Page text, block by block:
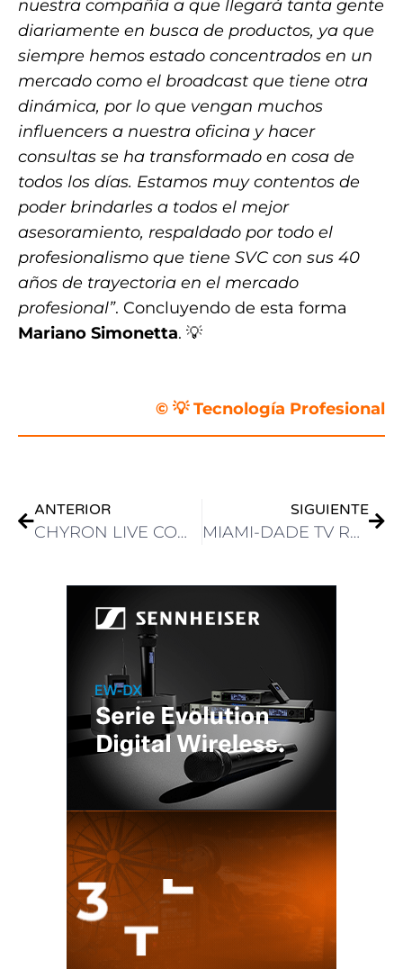
nuestra compañía a que llegará tanta gente
diariamente en busca de productos, ya que
siempre hemos estado concentrados en un
mercado como el broadcast que tiene otra
dinámica, por lo que vengan muchos
influencers a nuestra oficina y hacer
consultas se ha transformado en cosa de
todos los días. Estamos muy contentos de
poder brindarles a todos el mejor
asesoramiento, respaldado por todo el
profesionalismo que tiene SVC con sus 40
años de trayectoria en el mercado
profesional”. Concluyendo de esta forma
Mariano Simonetta. 💡
© 💡 Tecnología Profesional
ANTERIOR
CHYRON LIVE COMPLETA LA REVISIÓN TÉCNICA DE AWS Y REFUERZA SU MADUREZ COMO SOLUCIÓN DE PRODUCCIÓN EN LA NUBE
SIGUIENTE
MIAMI-DADE TV RENUEVA SU PLAYOUT CON UN SISTEMA REPLETO DE FUNCIONES DE PLAYBOX NEO